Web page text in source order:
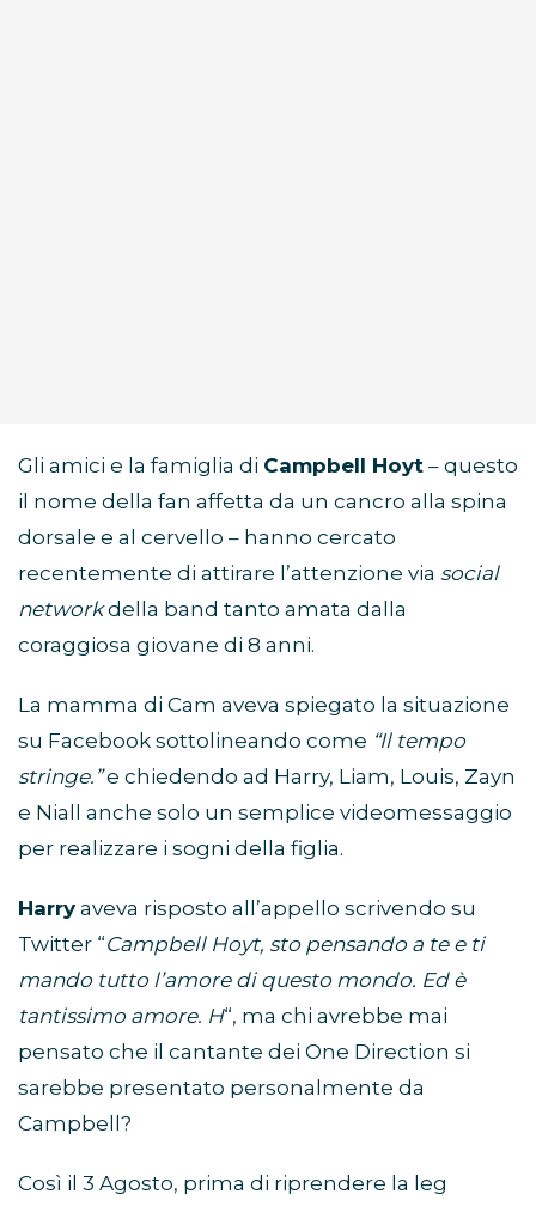
Gli amici e la famiglia di Campbell Hoyt – questo
il nome della fan affetta da un cancro alla spina
dorsale e al cervello – hanno cercato
recentemente di attirare l’attenzione via social
networkdella band tanto amata dalla
coraggiosa giovane di 8 anni.
La mamma di Cam aveva spiegato la situazione
su Facebook sottolineando come “Il tempo
stringe.”e chiedendo ad Harry, Liam, Louis, Zayn
e Niall anche solo un semplice videomessaggio
per realizzare i sogni della figlia.
Harryaveva risposto all’appello scrivendo su
Twitter “Campbell Hoyt, sto pensando a te e ti
mando tutto l’amore di questo mondo. Ed è
tantissimo amore. H“, ma chi avrebbe mai
pensato che il cantante dei One Direction si
sarebbe presentato personalmente da
Campbell?
Così il 3 Agosto, prima di riprendere la leg